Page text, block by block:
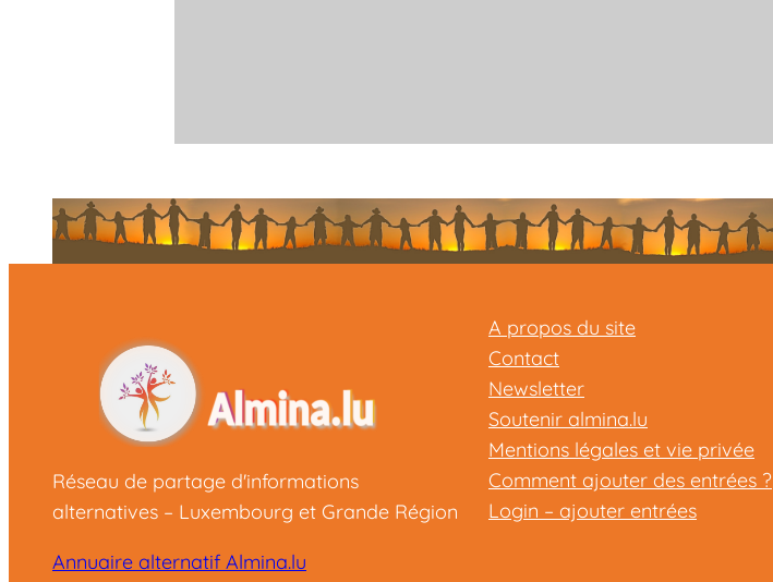
Réseau de partage d'informations
alternatives – Luxembourg et Grande Région
Annuaire alternatif Almina.lu
A propos du site
Contact
Newsletter
Soutenir almina.lu
Mentions légales et vie privée
Comment ajouter des entrées ?
Login – ajouter entrées